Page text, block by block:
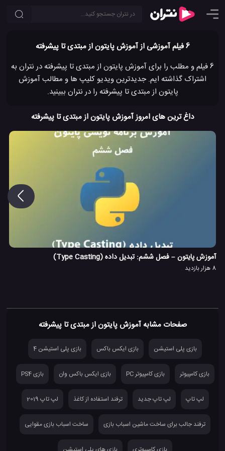
6 فیلم آموزشی از آموزش پایتون از مبتدی تا پیشرفته
6 فیلم و مطلب را برای آموزش پایتون از مبتدی تا پیشرفته در نتران به
اشتراک گذاشته ایم. جدیدترین ویدیو کلیپ ها و مطالب آموزش
پایتون از مبتدی تا پیشرفته را در نتران ببینید.
داغ ترین های امروز آموزش پایتون از مبتدی تا پیشرفته
آموزش پایتون – فصل ششم: تبدیل داده (Type Casting)
8 هزار بازدید
صفحات مشابه آموزش پایتون از مبتدی تا پیشرفته
بازی پلی استیشن بازی ایکس باکس بازی پلی استیشن 4
بازی کامپیوتر بازی کامپیوتر PC بازی ایکس باکس وان بازی PS4
لپ تاپ لپ تاپ جدید ترفند استفاده از کاغذ لپ تاپ 2019
ترفند جالب برای ساخت ماشین اسباب بازی ساخت اسباب بازی مقوایی